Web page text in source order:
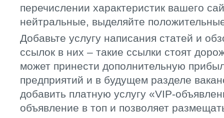
перечислении характеристик вашего
нейтральные, выделяйте
Добавьте услугу написания статей и
ссылок в них – такие ссылки стоят
может принести дополнительную
предприятий и в будущем разделе
добавить платную услугу «VIP-
объявление в топ и позволяет